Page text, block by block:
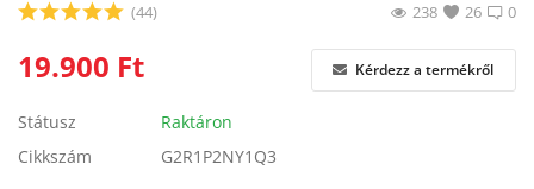
0
(44) 26
238
19.900 Ft Kérdezz a termékről
Státusz
Raktáron
Cikkszám
G2R1P2NY1Q3